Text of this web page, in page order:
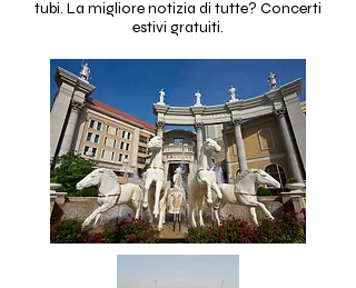
tubi. La migliore notizia di tutte? Concerti
estivi gratuiti.